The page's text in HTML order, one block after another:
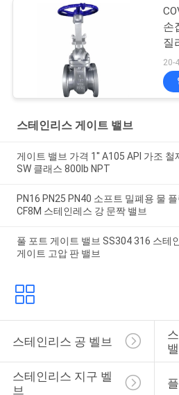
손
질
단
운
20-
스테인리스 게이트 밸브
게이트 밸브 가격 1'' A105 API 가조
SW 클래스 800lb NPT
PN16 PN25 PN40 소프트 밀폐용 물
CF8M 스테인레스 강 문짝 밸브
풀 포트 게이트 밸브 SS304 316 스테
게이트 고압 판 밸브
스테인리스 공 벨브
스테인리스 지구 벨
브